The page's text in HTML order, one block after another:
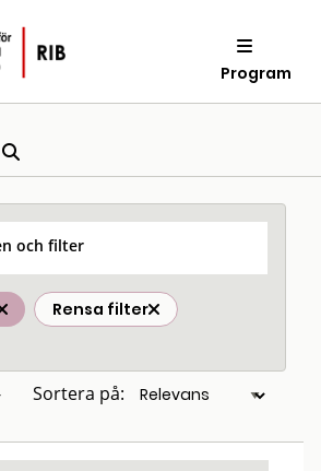
Program
och filter
Rensa filter
Sortera på: